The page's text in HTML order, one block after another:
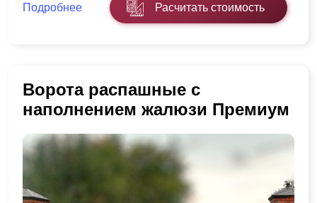
Подробнее Расчитать стоимость
Ворота распашные с
наполнением жалюзи Премиум